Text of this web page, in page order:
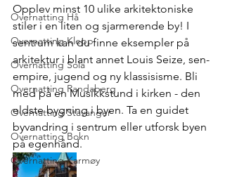
Overnatting Hå
Overnatting Klepp
Overnatting Sola
Overnatting Randaberg
Overnatting Stavanger
Overnatting Bokn
Overnatting Karmøy
Opplev minst 10 ulike arkitektoniske
stiler i en liten og sjarmerende by! I
sentrum kan du finne eksempler på
arkitektur i blant annet Louis Seize, sen-
empire, jugend og ny klassisisme. Bli
med på en Musikkstund i kirken - den
eldste bygning i byen. Ta en guidet
byvandring i sentrum eller utforsk byen
på egenhånd.